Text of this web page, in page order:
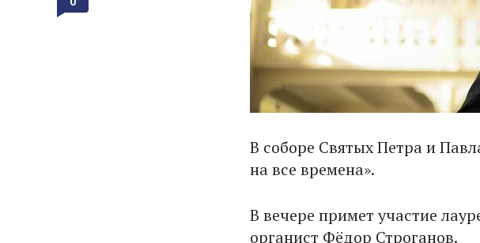
В соборе Святых Петра и
на все времена».
В вечере примет участие
органист Фёдор Строганов.